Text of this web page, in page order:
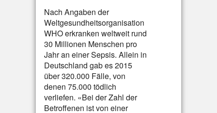
Nach Angaben der
Weltgesundheitsorganisation
WHO erkranken weltweit rund
30 Millionen Menschen pro
Jahr an einer Sepsis. Allein in
Deutschland gab es 2015
über 320.000 Fälle, von
denen 75.000 tödlich
verliefen. «Bei der Zahl der
Betroffenen ist von einer